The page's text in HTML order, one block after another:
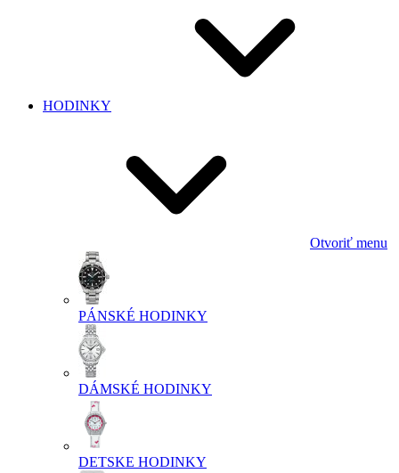
HODINKY
Otvoriť menu
PÁNSKÉ HODINKY
DÁMSKÉ HODINKY
DETSKE HODINKY